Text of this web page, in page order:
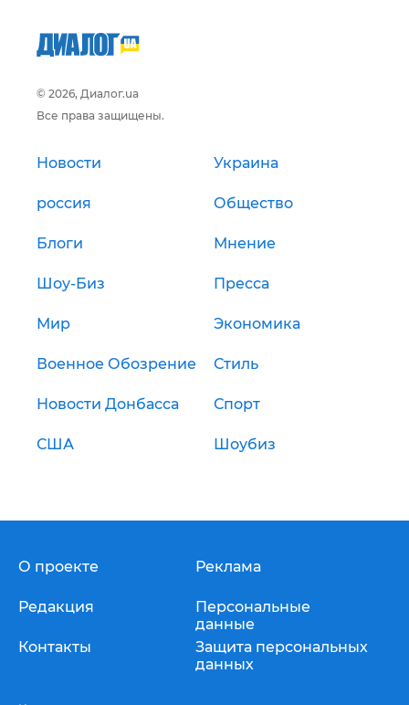
© 2026, Диалог.ua
Все права защищены.
Новости Украина
россия Общество
Блоги Мнение
Шоу-Биз Пресса
Мир Экономика
Военное Обозрение Стиль
Новости Донбасса Спорт
США Шоубиз
О проекте
Редакция
Контакты
Реклама
Персональные
данные
Защита персональных
данных